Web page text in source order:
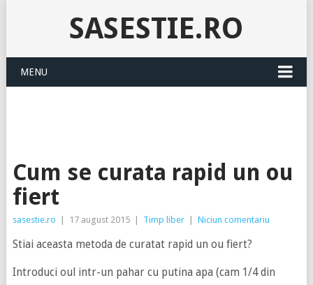
SASESTIE.RO
MENU
Cum se curata rapid un ou
fiert
sasestie.ro 17 august 2015 Timp liber Niciun comentariu
Stiai aceasta metoda de curatat rapid un ou fiert?
Introduci oul intr-un pahar cu putina apa (cam 1/4 din